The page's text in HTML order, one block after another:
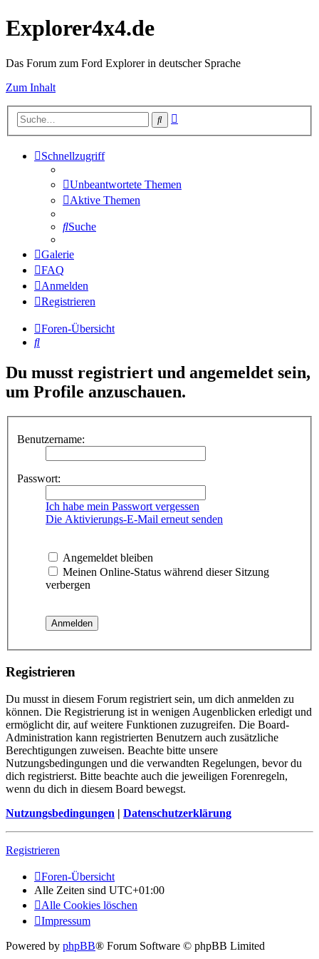
Explorer4x4.de
Das Forum zum Ford Explorer in deutscher Sprache
Zum Inhalt
Suche
Schnellzugriff
Unbeantwortete Themen
Aktive Themen
Suche
Galerie
FAQ
Anmelden
Registrieren
Foren-Übersicht
Suche
Du musst registriert und angemeldet sein,
um Profile anzuschauen.
Benutzername:
Passwort:
Ich habe mein Passwort vergessen
Die Aktivierungs-E-Mail erneut senden
Angemeldet bleiben
Meinen Online-Status während dieser Sitzung
verbergen
Registrieren
Du musst in diesem Forum registriert sein, um dich anmelden zu
können. Die Registrierung ist in wenigen Augenblicken erledigt und
ermöglicht dir, auf weitere Funktionen zuzugreifen. Die Board-
Administration kann registrierten Benutzern auch zusätzliche
Berechtigungen zuweisen. Beachte bitte unsere
Nutzungsbedingungen und die verwandten Regelungen, bevor du
dich registrierst. Bitte beachte auch die jeweiligen Forenregeln,
wenn du dich in diesem Board bewegst.
Nutzungsbedingungen | Datenschutzerklärung
Registrieren
Foren-Übersicht
Alle Zeiten sind UTC+01:00
Alle Cookies löschen
Impressum
Powered by phpBB® Forum Software © phpBB Limited